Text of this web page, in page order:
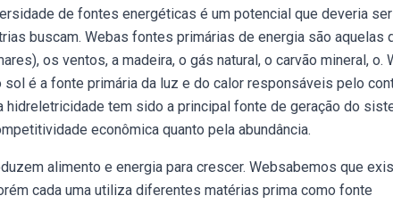
de fontes energéticas é um potencial que deveria ser
buscam. Webas fontes primárias de energia são aquelas
os ventos, a madeira, o gás natural, o carvão mineral, o.
é a fonte primária da luz e do calor responsáveis pelo
tem sido a principal fonte de geração do
econômica quanto pela abundância.
alimento e energia para crescer. Websabemos que
cada uma utiliza diferentes matérias prima como fonte